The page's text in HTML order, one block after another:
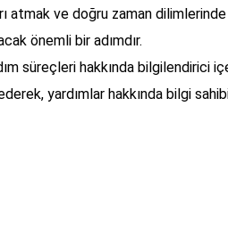
atmak ve doğru zaman dilimlerinde
önemli bir adımdır.
süreçleri hakkında bilgilendirici
yardımlar hakkında bilgi